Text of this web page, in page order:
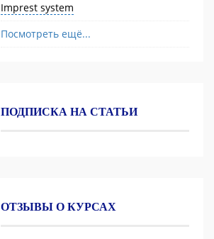
Imprest system
Посмотреть ещё...
ПОДПИСКА НА СТАТЬИ
ОТЗЫВЫ О КУРСАХ